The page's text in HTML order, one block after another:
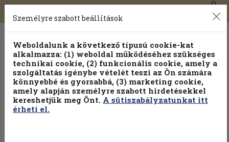
Toggle
navigation
0
Személyre szabott beállítások
Weboldalunk a következő típusú cookie-kat
alkalmazza: (1) weboldal működéséhez szükséges
technikai cookie, (2) funkcionális cookie, amely a
szolgáltatás igénybe vételét teszi az Ön számára
könnyebbé és gyorsabbá, (3) marketing cookie,
amely alapján személyre szabott hirdetésekkel
kereshetjük meg Önt. A sütiszabályzatunkat itt
érheti el.